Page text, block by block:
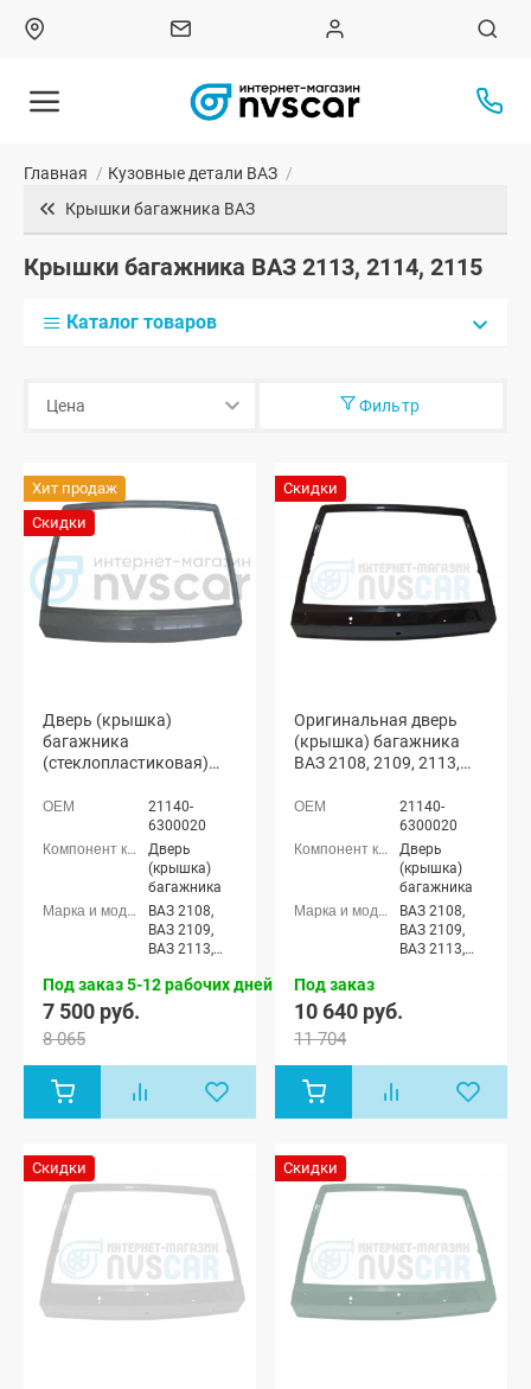
Главная / Кузовные детали ВАЗ /
Крышки багажника ВАЗ
Крышки багажника ВАЗ 2113, 2114, 2115
Каталог товаров
Фильтр
Хит продаж
Скидки
Дверь (крышка)
багажника
(стеклопластиковая)
2114 (неокрашенная)
21140-
6300020
Дверь
(крышка)
багажника
ВАЗ 2108,
ВАЗ 2109,
ВАЗ 2113,
Под заказ 5-12 рабочих дней
7 500 руб.
8 065
Скидки
Оригинальная дверь
(крышка) багажника
ВАЗ 2108, 2109, 2113,
(неокрашенная)21140-
6300020
Дверь
(крышка)
багажника
ВАЗ 2108,
ВАЗ 2109,
ВАЗ 2113,
Под заказ
10 640 руб.
11 704
Скидки Скидки